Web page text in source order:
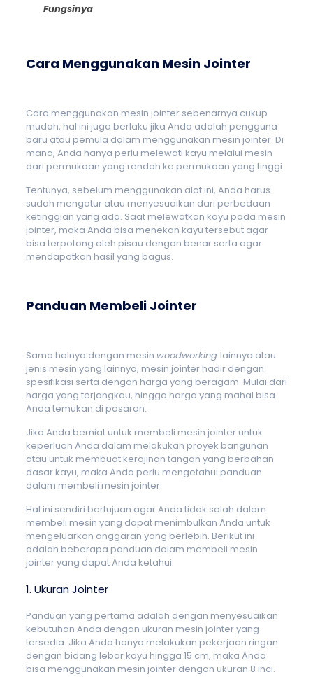
Fungsinya
Cara Menggunakan Mesin Jointer
Cara menggunakan mesin jointer sebenarnya cukup
mudah, hal ini juga berlaku jika Anda adalah pengguna
baru atau pemula dalam menggunakan mesin jointer. Di
mana, Anda hanya perlu melewati kayu melalui mesin
dari permukaan yang rendah ke permukaan yang tinggi.
Tentunya, sebelum menggunakan alat ini, Anda harus
sudah mengatur atau menyesuaikan dari perbedaan
ketinggian yang ada. Saat melewatkan kayu pada mesin
jointer, maka Anda bisa menekan kayu tersebut agar
bisa terpotong oleh pisau dengan benar serta agar
mendapatkan hasil yang bagus.
Panduan Membeli Jointer
Sama halnya dengan mesin woodworking lainnya atau
jenis mesin yang lainnya, mesin jointer hadir dengan
spesifikasi serta dengan harga yang beragam. Mulai dari
harga yang terjangkau, hingga harga yang mahal bisa
Anda temukan di pasaran.
Jika Anda berniat untuk membeli mesin jointer untuk
keperluan Anda dalam melakukan proyek bangunan
atau untuk membuat kerajinan tangan yang berbahan
dasar kayu, maka Anda perlu mengetahui panduan
dalam membeli mesin jointer.
Hal ini sendiri bertujuan agar Anda tidak salah dalam
membeli mesin yang dapat menimbulkan Anda untuk
mengeluarkan anggaran yang berlebih. Berikut ini
adalah beberapa panduan dalam membeli mesin
jointer yang dapat Anda ketahui.
1. Ukuran Jointer
Panduan yang pertama adalah dengan menyesuaikan
kebutuhan Anda dengan ukuran mesin jointer yang
tersedia. Jika Anda hanya melakukan pekerjaan ringan
dengan bidang lebar kayu hingga 15 cm, maka Anda
bisa menggunakan mesin jointer dengan ukuran 8 inci.